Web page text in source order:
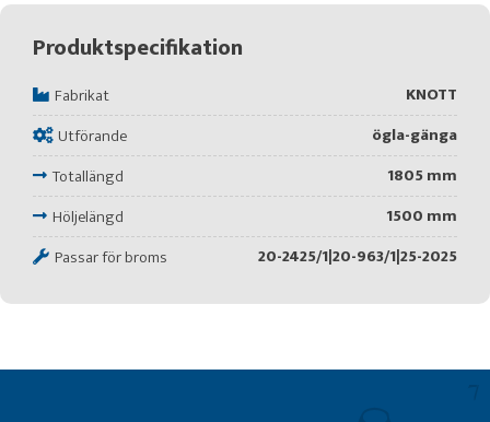
Produktspecifikation
Fabrikat
KNOTT
Utförande
ögla-gänga
Totallängd
1805 mm
Höljelängd
1500 mm
Passar för broms
20-2425/1|20-963/1|25-2025